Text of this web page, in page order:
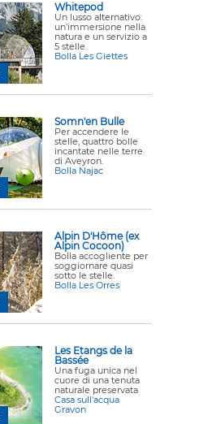
Whitepod
Un lusso alternativo:
un'immersione nella
natura e un servizio a
5 stelle.
Bolla Les Giettes
Somn'en Bulle
Per accendere le
stelle, quattro bolle
incantate nelle terre
di Aveyron.
Bolla Najac
Alpin D'Hôme (ex
Alpin Cocoon)
Bolla accogliente per
soggiornare quasi
sotto le stelle.
Bolla Les Orres
Les Etangs de la
Bassée
Una fuga unica nel
cuore di una tenuta
naturale preservata
Casa sull'acqua
Gravon